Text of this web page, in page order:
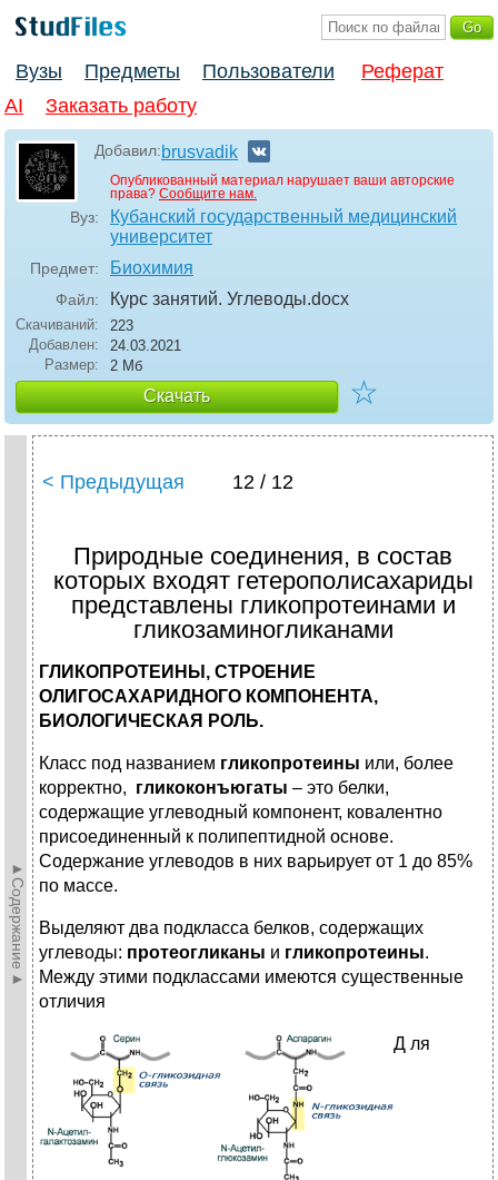
Вузы Предметы Пользователи
Реферат
AI
Заказать работу
Добавил:brusvadik
Опубликованный материал нарушает ваши авторские
права? Сообщите нам.
Вуз:
Кубанский государственный медицинский
университет
Предмет: Биохимия
Файл: Курс занятий. Углеводы.docx
Скачиваний:
223
Добавлен:
24.03.2021
Размер:
2 Мб
Скачать ☆
►Содержание►
< Предыдущая 12 / 12
Природные соединения, в состав
которых входят гетерополисахариды
представлены гликопротеинами и
гликозаминогликанами
ГЛИКОПРОТЕИНЫ, СТРОЕНИЕ
ОЛИГОСАХАРИДНОГО КОМПОНЕНТА,
БИОЛОГИЧЕСКАЯ РОЛЬ.
Класс под названием гликопротеины или, более
корректно, гликоконъюгаты – это белки,
содержащие углеводный компонент, ковалентно
присоединенный к полипептидной основе.
Содержание углеводов в них варьирует от 1 до 85%
по массе.
Выделяют два подкласса белков, содержащих
углеводы: протеогликаны и гликопротеины.
Между этими подклассами имеются существенные
отличия
Д ля